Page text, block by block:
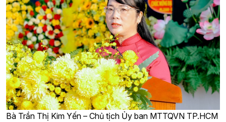
Bà Trần Thị Kim Yến – Chủ tịch Ủy ban MTTQVN TP.HCM